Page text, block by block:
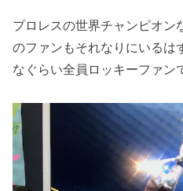
プロレスの世界チャンピオ
のファンもそれなりにいるは
なぐらい全員ロッキーファン